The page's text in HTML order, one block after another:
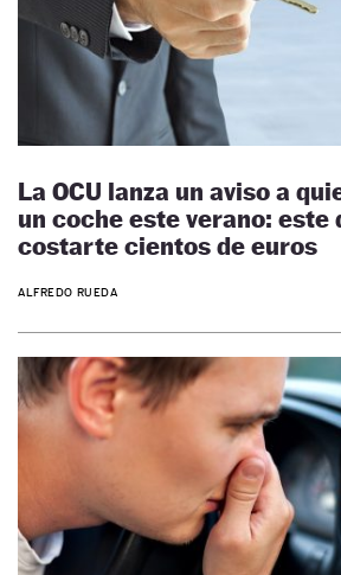
La OCU lanza un aviso a
un coche este verano: este
costarte cientos de euros
ALFREDO RUEDA